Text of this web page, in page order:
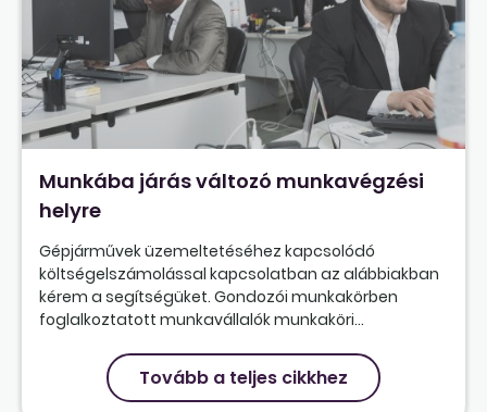
Munkába járás változó munkavégzési
helyre
Gépjárművek üzemeltetéséhez kapcsolódó
költségelszámolással kapcsolatban az alábbiakban
kérem a segítségüket. Gondozói munkakörben
foglalkoztatott munkavállalók munkaköri...
Tovább a teljes cikkhez